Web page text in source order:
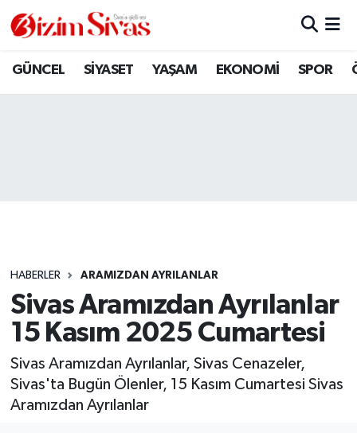
GÜNCEL SİYASET YAŞAM EKONOMİ SPOR
HABERLER ARAMIZDAN AYRILANLAR
Sivas Aramızdan Ayrılanlar
15 Kasım 2025 Cumartesi
Sivas Aramızdan Ayrılanlar, Sivas Cenazeler,
Sivas'ta Bugün Ölenler, 15 Kasım Cumartesi Sivas
Aramızdan Ayrılanlar
ARAMIZDAN AYRILANLAR
GÜNCEL
KÜLTÜR
MAGAZİN
Sivas Nöbetçi Eczaneler
Son Dakika Haberleri
Haber Arşivi